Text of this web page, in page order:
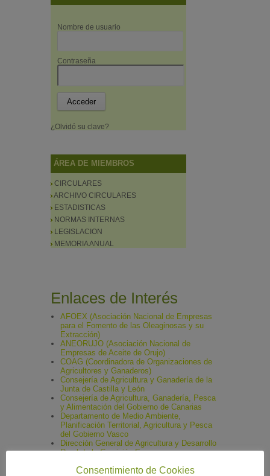
Nombre de usuario
Contraseña
¿Olvidó su clave?
ÁREA DE MIEMBROS
CIRCULARES
ARCHIVO CIRCULARES
ESTADISTICAS
NORMAS INTERNAS
LEGISLACION
MEMORIA ANUAL
Enlaces de Interés
AFOEX (Asociación Nacional de Empresas
para el Fomento de las Oleaginosas y su
Extracción)
ANEORUJO (Asociación Nacional de
Empresas de Aceite de Orujo)
COAG (Coordinadora de Organizaciones de
Agricultores y Ganaderos)
Consejería de Agricultura y Ganadería de la
Junta de Castilla y León
Consejería de Agricultura, Ganadería, Pesca
y Alimentación del Gobierno de Canarias
Departamento de Medio Ambiente,
Planificación Territorial, Agricultura y Pesca
del Gobierno Vasco
Dirección General de Agricultura y Desarrollo
Rural de la Comisión Europea
la Alimentación y Bebidas)
Consentimiento de Cookies